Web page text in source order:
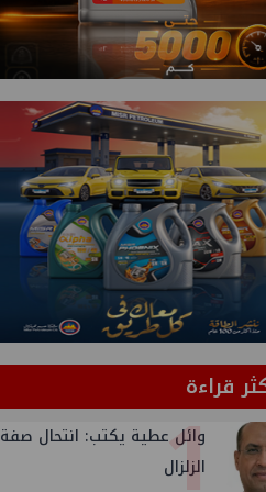
قراءة
وائل عطية يكتب: انتحال صفة
الزلزال